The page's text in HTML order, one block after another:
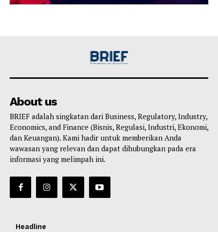
About us
BRIEF adalah singkatan dari Business, Regulatory, Industry,
Economics, and Finance (Bisnis, Regulasi, Industri, Ekonomi,
dan Keuangan). Kami hadir untuk memberikan Anda
wawasan yang relevan dan dapat dihubungkan pada era
informasi yang melimpah ini.
Headline